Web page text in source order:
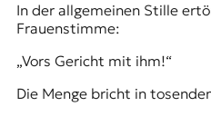
In der allgemeinen Stille
Frauenstimme:
„Vors Gericht mit ihm!“
Die Menge bricht in